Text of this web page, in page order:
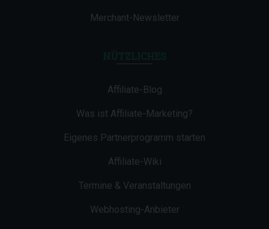
Merchant-Newsletter
Affiliate-Blog
Was ist Affiliate-Marketing?
Eigenes Partnerprogramm starten
Affiliate-Wiki
Termine & Veranstaltungen
Webhosting-Anbieter